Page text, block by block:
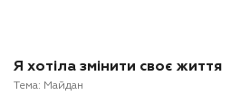
Я хотіла змінити своє життя
Тема: Майдан